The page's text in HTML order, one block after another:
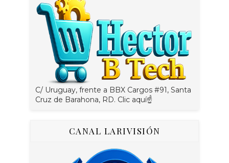
C/ Uruguay, frente a BBX Cargos #91, Santa
Cruz de Barahona, RD. Clic aquí☝
CANAL LARIVISIÓN